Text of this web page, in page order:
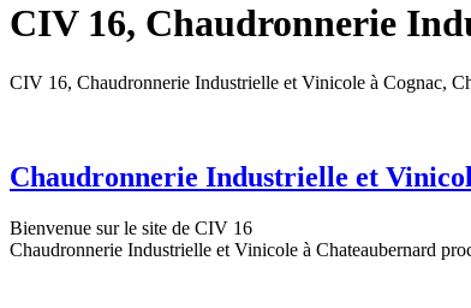
CIV 16, Chaudronnerie
CIV 16, Chaudronnerie Industrielle et Vinicole à Cognac,
Chaudronnerie Industrielle et
Bienvenue sur le site de CIV 16
Chaudronnerie Industrielle et Vinicole à Chateaubernard